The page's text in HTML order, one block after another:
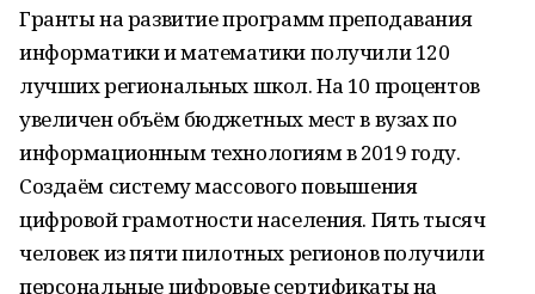
Гранты на развитие программ преподавания
информатики и математики получили 120
лучших региональных школ. На 10 процентов
увеличен объём бюджетных мест в вузах по
информационным технологиям в 2019 году.
Создаём систему массового повышения
цифровой грамотности населения. Пять тысяч
человек из пяти пилотных регионов получили
персональные цифровые сертификаты на